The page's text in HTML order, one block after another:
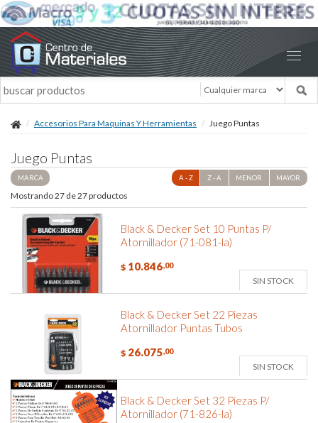
Accesorios Para Maquinas Y Herramientas Juego Puntas
Juego Puntas
MARCA A - Z Z - A MENOR MAYOR
Mostrando 27 de 27 productos
Black & Decker Set 10 Puntas P/
Atornillador (71-081-la)
$ 10.846,00
SIN STOCK
Black & Decker Set 22 Piezas
Atornillador Puntas Tubos
$ 26.075,00
SIN STOCK
Black & Decker Set 32 Piezas P/
Atornillador (71-826-la)